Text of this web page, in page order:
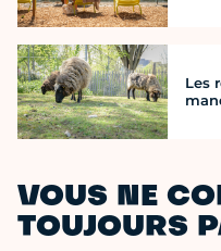
Les
VOUS NE
TOUJOURS